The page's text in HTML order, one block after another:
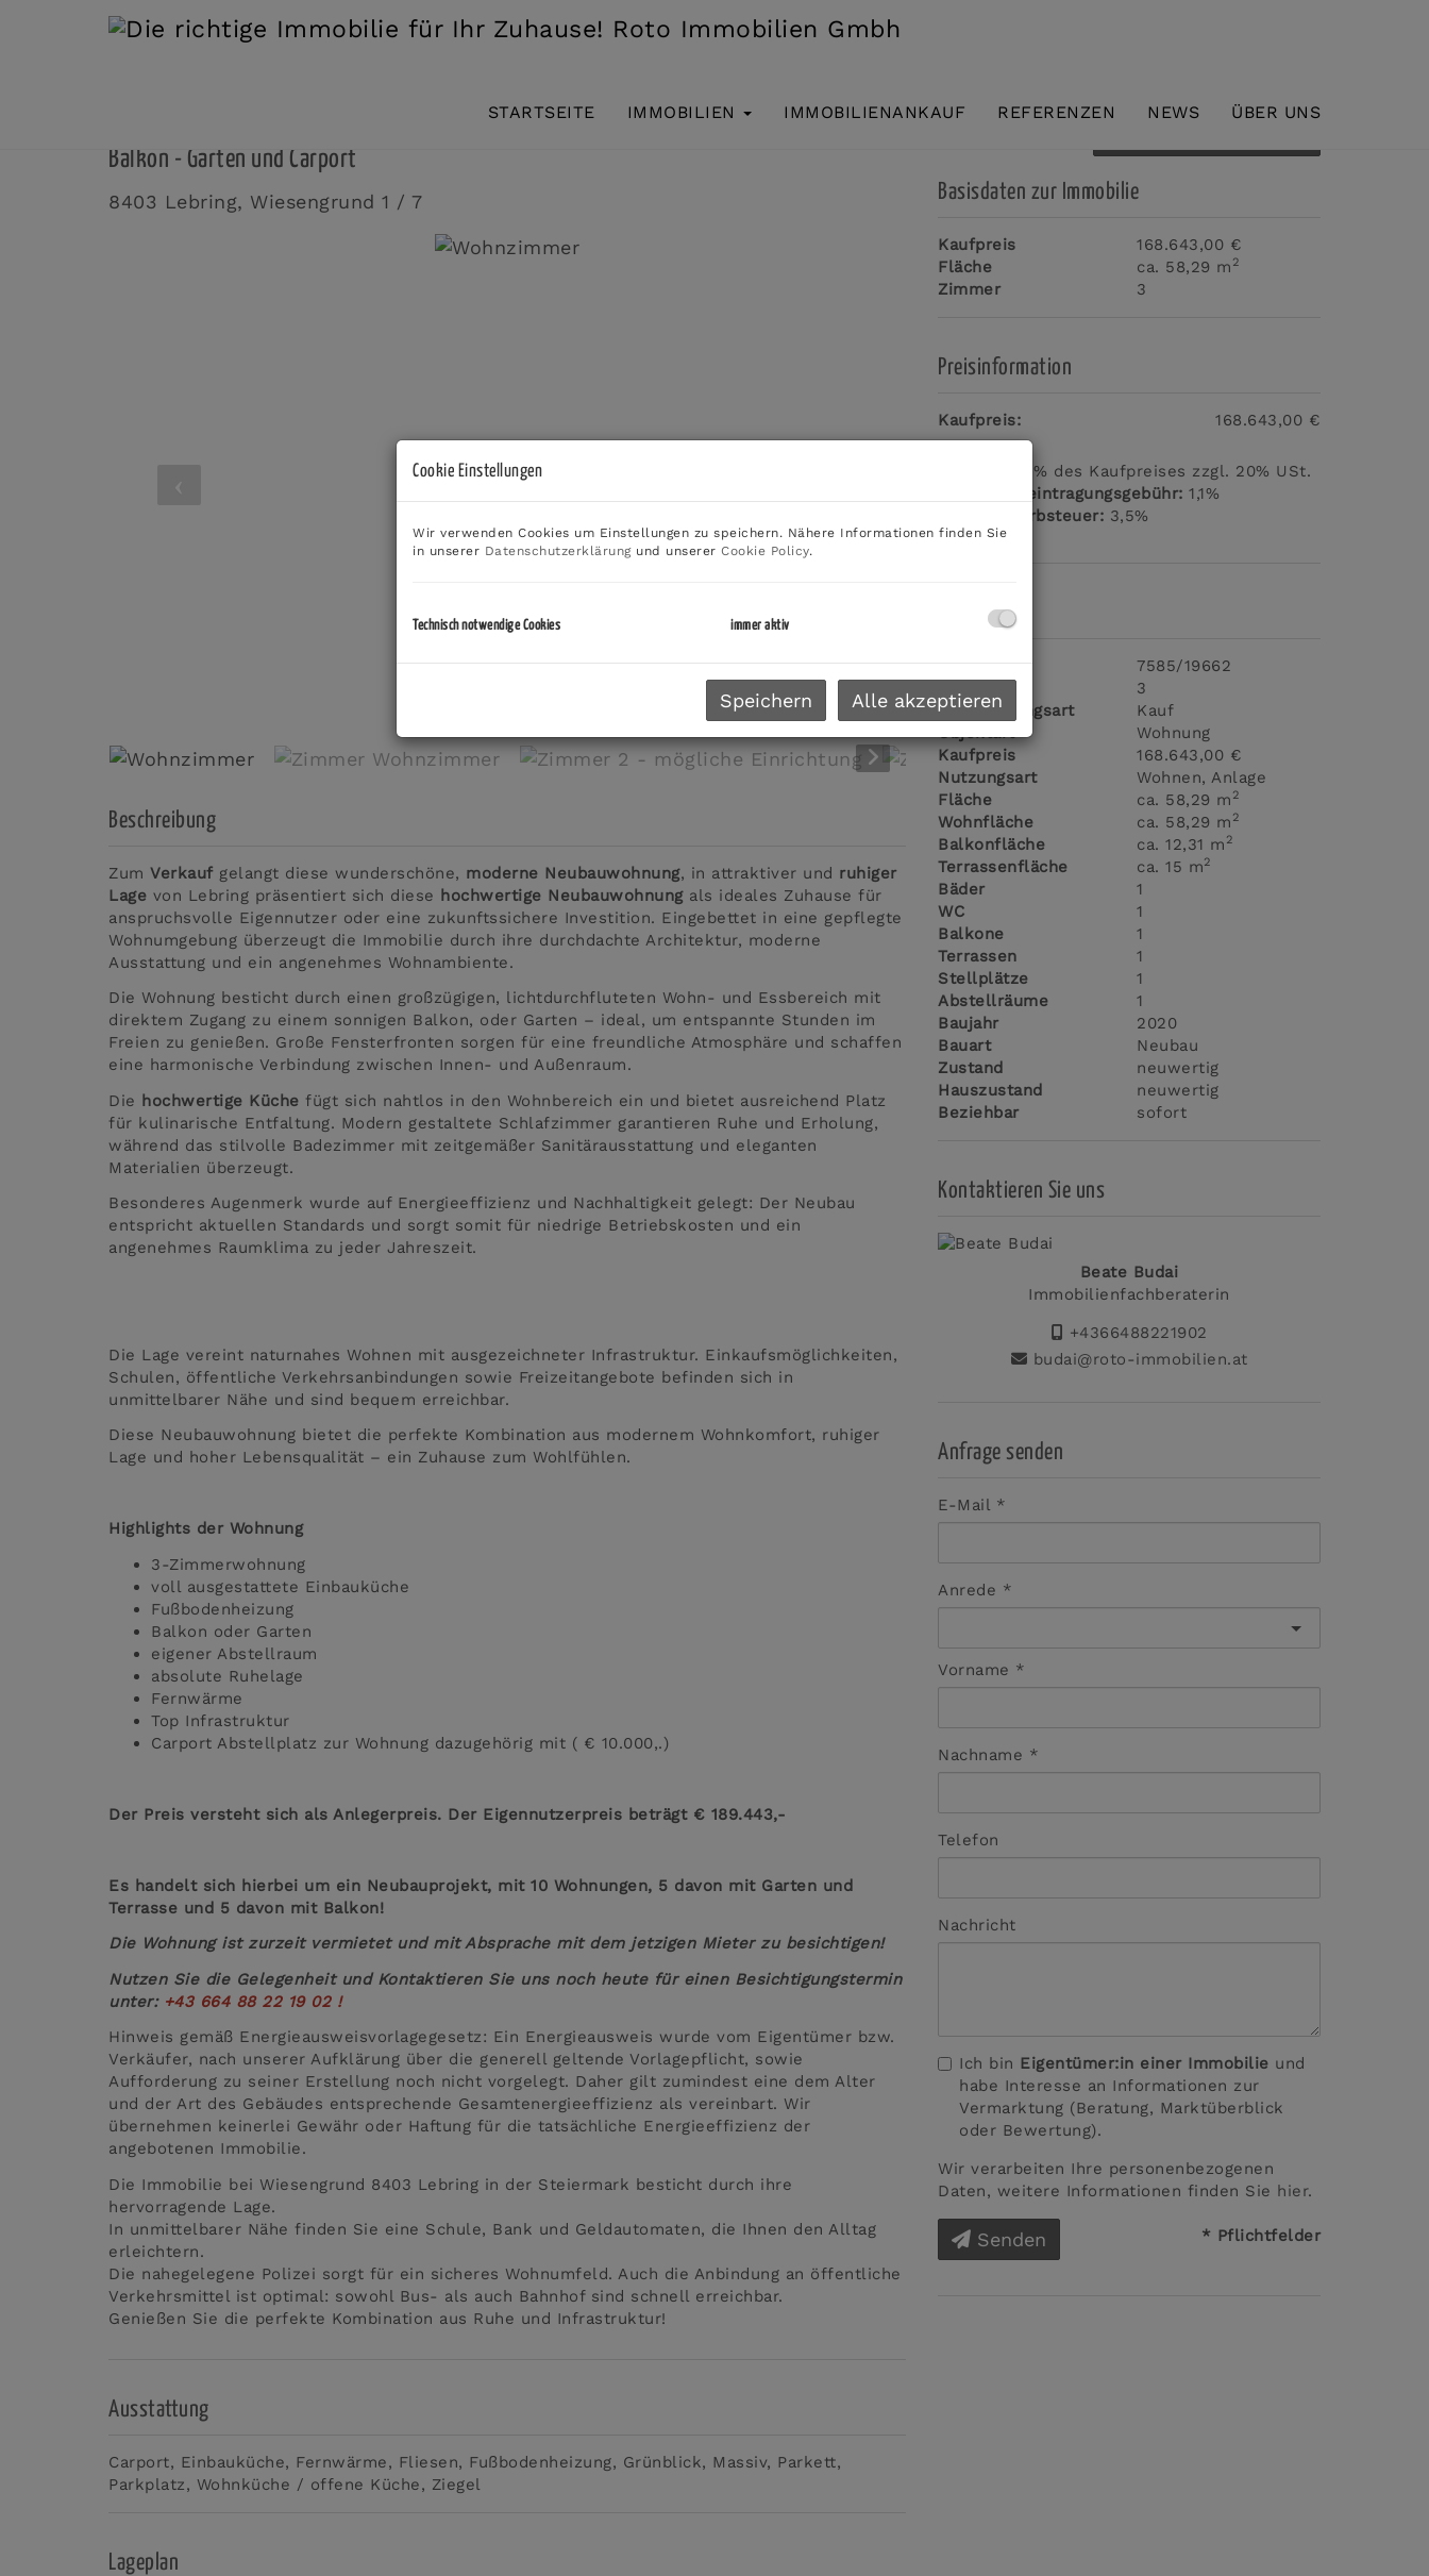
STARTSEITE IMMOBILIEN IMMOBILIENANKAUF REFERENZEN NEWS ÜBER UNS
Balkon - Garten und Carport
8403 Lebring, Wiesengrund 1 / 7
Zimmer Wohnzimmer
Beschreibung
Zum Verkaufgelangt diese wunderschöne, moderne Neubauwohnung, in attraktiver und ruhiger
Lage von Lebring präsentiert sich diese hochwertige Neubauwohnungals ideales Zuhause für
anspruchsvolle Eigennutzer oder eine zukunftssichere Investition. Eingebettet in eine gepflegte
Wohnumgebung überzeugt die Immobilie durch ihre durchdachte Architektur, moderne
Ausstattung und ein angenehmes Wohnambiente.
Die Wohnung besticht durch einen großzügigen, lichtdurchfluteten Wohn- und Essbereich mit
direktem Zugang zu einem sonnigen Balkon, oder Garten – ideal, um entspannte Stunden im
Freien zu genießen. Große Fensterfronten sorgen für eine freundliche Atmosphäre und schaffen
eine harmonische Verbindung zwischen Innen- und Außenraum.
Die hochwertige Küche fügt sich nahtlos in den Wohnbereich ein und bietet ausreichend Platz
für kulinarische Entfaltung. Modern gestaltete Schlafzimmer garantieren Ruhe und Erholung,
während das stilvolle Badezimmer mit zeitgemäßer Sanitärausstattung und eleganten
Materialien überzeugt.
Besonderes Augenmerk wurde auf Energieeffizienz und Nachhaltigkeit gelegt: Der Neubau
entspricht aktuellen Standards und sorgt somit für niedrige Betriebskosten und ein
angenehmes Raumklima zu jeder Jahreszeit.
Die Lage vereint naturnahes Wohnen mit ausgezeichneter Infrastruktur. Einkaufsmöglichkeiten,
Schulen, öffentliche Verkehrsanbindungen sowie Freizeitangebote befinden sich in
unmittelbarer Nähe und sind bequem erreichbar.
Diese Neubauwohnung bietet die perfekte Kombination aus modernem Wohnkomfort, ruhiger
Lage und hoher Lebensqualität – ein Zuhause zum Wohlfühlen.
Highlights der Wohnung
3-Zimmerwohnung
voll ausgestattete Einbauküche
Fußbodenheizung
Balkon oder Garten
eigener Abstellraum
absolute Ruhelage
Fernwärme
Top Infrastruktur
Carport Abstellplatz zur Wohnung dazugehörig mit ( € 10.000,.)
Der Preis versteht sich als Anlegerpreis. Der Eigennutzerpreis beträgt € 189.443,-
Es handelt sich hierbei um ein Neubauprojekt, mit 10 Wohnungen, 5 davon mit Garten und
Terrasse und 5 davon mit Balkon!
Die Wohnung ist zurzeit vermietet und mit Absprache mit dem jetzigen Mieter zu besichtigen!
Nutzen Sie die Gelegenheit und Kontaktieren Sie uns noch heute für einen Besichtigungstermin
unter: +43 664 88 22 19 02 !
Hinweis gemäß Energieausweisvorlagegesetz: Ein Energieausweis wurde vom Eigentümer bzw.
Verkäufer, nach unserer Aufklärung über die generell geltende Vorlagepflicht, sowie
Aufforderung zu seiner Erstellung noch nicht vorgelegt. Daher gilt zumindest eine dem Alter
und der Art des Gebäudes entsprechende Gesamtenergieeffizienz als vereinbart. Wir
übernehmen keinerlei Gewähr oder Haftung für die tatsächliche Energieeffizienz der
angebotenen Immobilie.
Die Immobilie bei Wiesengrund 8403 Lebring in der Steiermark besticht durch ihre
hervorragende Lage.
In unmittelbarer Nähe finden Sie eine Schule, Bank und Geldautomaten, die Ihnen den Alltag
erleichtern.
Die nahegelegene Polizei sorgt für ein sicheres Wohnumfeld. Auch die Anbindung an öffentliche
Verkehrsmittel ist optimal: sowohl Bus- als auch Bahnhof sind schnell erreichbar.
Genießen Sie die perfekte Kombination aus Ruhe und Infrastruktur!
Ausstattung
Carport Einbauküche Fernwärme Fliesen Fußbodenheizung Grünblick Massiv
Parkett
Parkplatz
Wohnküche / offene Küche Ziegel
Lageplan
Basisdaten zur Immobilie
Kaufpreis
168.643,00 €
Fläche
ca. 58,29 m 2
Zimmer 3
Preisinformation
Kaufpreis: 168.643,00 €
3% des Kaufpreises zzgl. 20% USt.
Grundbucheintragungsgebühr: 1,1%
Grunderwerbsteuer: 3,5%
Eckdaten
Objektnr.
7585/19662
3
Vermarktungsart
Kauf
Objektart
Wohnung
Kaufpreis
168.643,00 €
Nutzungsart
Wohnen Anlage
Fläche
ca. 58,29 m 2
Wohnfläche ca. 58,29 m 2
Balkonfläche ca. 12,31 m 2
Terrassenfläche ca. 15 m2
Bäder
1
WC
1
Balkone
1
Terrassen
1
Stellplätze
1
Abstellräume
1
Baujahr
2020
Bauart
Neubau
Zustand
neuwertig
Hauszustand
neuwertig
Beziehbar
sofort
Kontaktieren Sie uns
Beate Budai
Immobilienfachberaterin
+4366488221902
budai@roto-immobilien.at
Anfrage senden
E-Mail
Anrede
Vorname
Nachname
Telefon
Nachricht
Ich bin Eigentümer:in einer Immobilie und
habe Interesse an Informationen zur
Vermarktung (Beratung, Marktüberblick
oder Bewertung).
Wir verarbeiten Ihre personenbezogenen
Daten, weitere Informationen finden Sie hier.
Senden * Pflichtfelder
Cookie Einstellungen
Wir verwenden Cookies um Einstellungen zu speichern. Nähere Informationen finden Sie
in unserer Datenschutzerklärungund unserer Cookie Policy.
Technisch notwendige Cookies immer aktiv
Speichern Alle akzeptieren